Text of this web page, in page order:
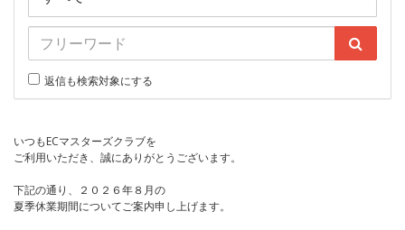
返信も検索対象にする
いつもECマスターズクラブを
ご利用いただき、誠にありがとうございます。
下記の通り、２０２６年８月の
夏季休業期間についてご案内申し上げます。